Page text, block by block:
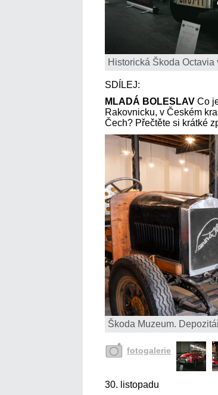
Historická Škoda
SDÍLEJ:
MLADÁ BOLESLAV Co
Rakovnicku, v Českém
Čech? Přečtěte si krátké
Škoda Muzeum.
fotogalerie
30. listopadu